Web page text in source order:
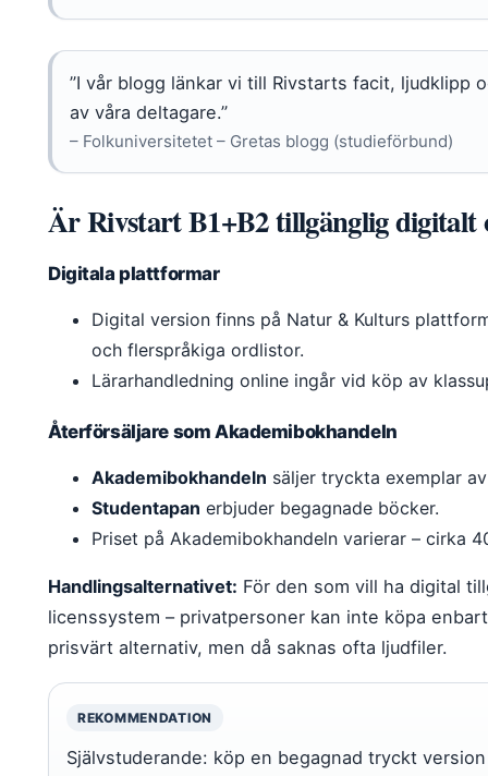
”I vår blogg länkar vi till Rivstarts facit, ljudklipp
av våra deltagare.”
– Folkuniversitetet – Gretas blogg (studieförbund)
Är Rivstart B1+B2 tillgänglig digitalt
Digitala plattformar
Digital version finns på Natur & Kulturs
och flerspråkiga ordlistor.
Lärarhandledning online ingår vid köp av
Återförsäljare som Akademibokhandeln
Akademibokhandeln säljer tryckta exemplar
Studentapan erbjuder begagnade böcker.
Priset på Akademibokhandeln varierar – cirka
Handlingsalternativet: För den som vill ha digital
licenssystem – privatpersoner kan inte köpa
prisvärt alternativ, men då saknas ofta ljudfiler.
REKOMMENDATION
Självstuderande: köp en begagnad tryckt